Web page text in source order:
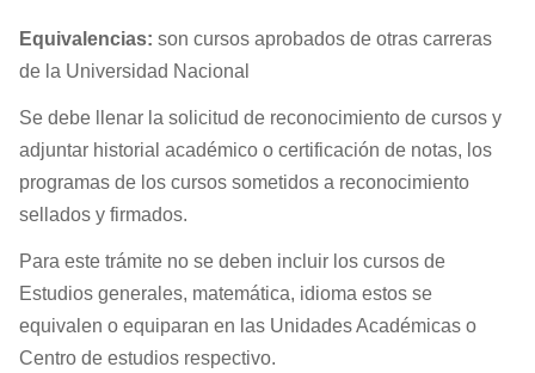
Equivalencias: son cursos aprobados de otras carreras
de la Universidad Nacional
Se debe llenar la solicitud de reconocimiento de cursos y
adjuntar historial académico o certificación de notas, los
programas de los cursos sometidos a reconocimiento
sellados y firmados.
Para este trámite no se deben incluir los cursos de
Estudios generales, matemática, idioma estos se
equivalen o equiparan en las Unidades Académicas o
Centro de estudios respectivo.